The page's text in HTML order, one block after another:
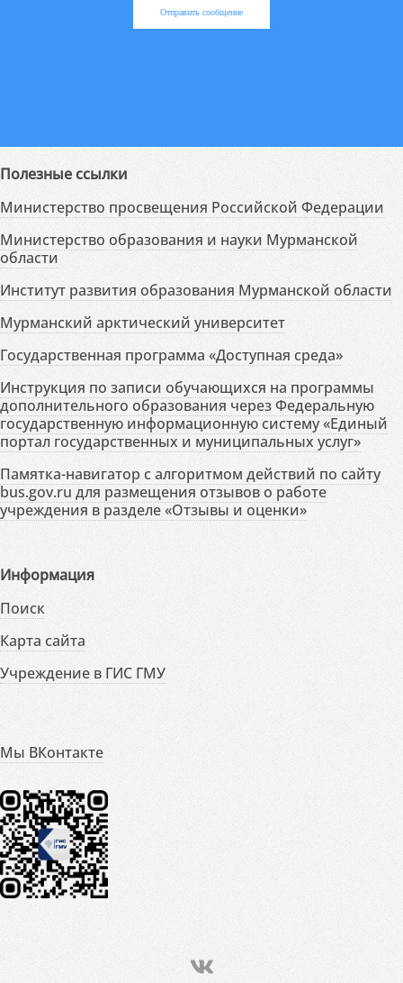
Отправить сообщение
Полезные ссылки
Министерство просвещения Российской Федерации
Министерство образования и науки Мурманской
области
Институт развития образования Мурманской области
Мурманский арктический университет
Государственная программа «Доступная среда»
Инструкция по записи обучающихся на программы
дополнительного образования через Федеральную
государственную информационную систему «Единый
портал государственных и муниципальных услуг»
Памятка-навигатор с алгоритмом действий по сайту
bus.gov.ru для размещения отзывов о работе
учреждения в разделе «Отзывы и оценки»
Информация
Поиск
Карта сайта
Учреждение в ГИС ГМУ
Мы ВКонтакте